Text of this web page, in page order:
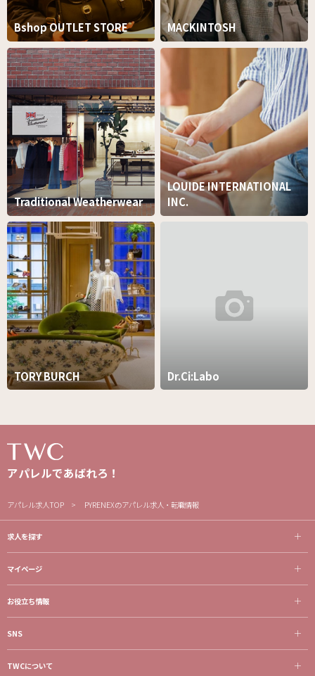
Bshop OUTLET STORE MACKINTOSH
Traditional Weatherwear
LOUIDE INTERNATIONAL
INC.
TORY BURCH Dr.Ci:Labo
アパレルであばれろ！
アパレル求人TOP PYRENEXのアパレル求人・転職情報
求人を探す
マイページ
お役立ち情報
SNS
TWCについて